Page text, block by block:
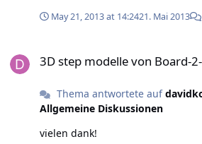
May 21, 2013 at 14:2421. Mai 2013
3D step modelle von Board-
Thema antwortete auf
Allgemeine Diskussionen
vielen dank!